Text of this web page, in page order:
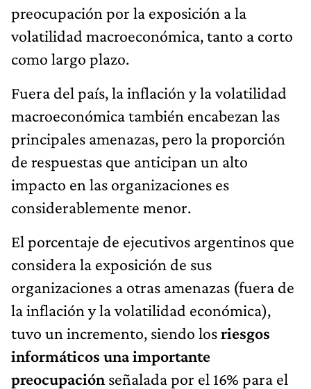
preocupación por la exposición a la
volatilidad macroeconómica, tanto a corto
como largo plazo.
Fuera del país, la inflación y la volatilidad
macroeconómica también encabezan las
principales amenazas, pero la proporción
de respuestas que anticipan un alto
impacto en las organizaciones es
considerablemente menor.
El porcentaje de ejecutivos argentinos que
considera la exposición de sus
organizaciones a otras amenazas (fuera de
la inflación y la volatilidad económica),
tuvo un incremento, siendo losriesgos
informáticos una importante
preocupación señalada por el 16% para el